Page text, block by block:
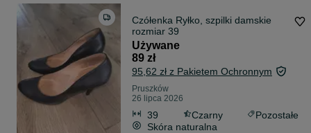
Czółenka Ryłko, szpilki damskie
rozmiar 39
Używane
89 zł
95,62 zł z Pakietem Ochronnym
Pruszków
26 lipca 2026
39 Czarny
Pozostałe
Skóra naturalna